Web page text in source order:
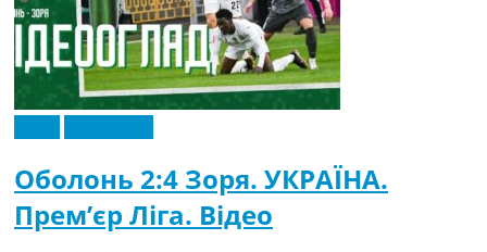
Оболонь 2:4 Зоря. УКРАЇНА.
Прем’єр Ліга. Відео